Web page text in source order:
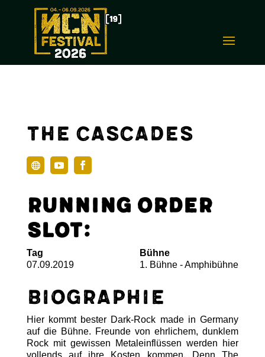
The Cascades
Running Order
Slot:
Tag
07.09.2019
Bühne
1. Bühne - Amphibühne
Biographie
Hier kommt bester Dark-Rock made in Germany
auf die Bühne. Freunde von ehrlichem, dunklem
Rock mit gewissen Metaleinflüssen werden hier
vollends auf ihre Kosten kommen. Denn The